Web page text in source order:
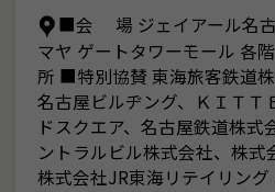
■会 場 ジェイアール名古
マヤ ゲートタワーモール 各
所 ■特別協賛 東海旅客鉄
名古屋ビルヂング、ＫＩＴＴ
ドスクエア、名古屋鉄道株式
ントラルビル株式会社、株式
株式会社JR東海リテイリング